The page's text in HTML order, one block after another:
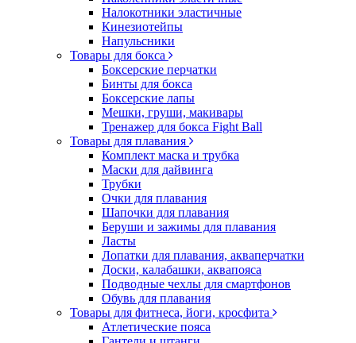
Налокотники эластичные
Кинезиотейпы
Напульсники
Товары для бокса
Боксерские перчатки
Бинты для бокса
Боксерские лапы
Мешки, груши, макивары
Тренажер для бокса Fight Ball
Товары для плавания
Комплект маска и трубка
Маски для дайвинга
Трубки
Очки для плавания
Шапочки для плавания
Беруши и зажимы для плавания
Ласты
Лопатки для плавания, акваперчатки
Доски, калабашки, аквапояса
Подводные чехлы для смартфонов
Обувь для плавания
Товары для фитнеса, йоги, кросфита
Атлетические пояса